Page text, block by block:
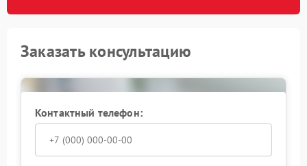
Заказать консультацию
Контактный телефон: